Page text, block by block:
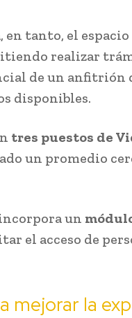
en tanto, el
realizar
de un anfitrión
disponibles.
tres puestos de
un promedio
un
el acceso de
mejorar la